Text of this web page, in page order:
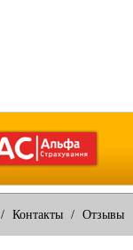
/ Контакты / Отзывы